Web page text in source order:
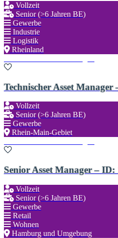
Vollzeit
Senior (>6 Jahren BE)
Gewerbe
Industrie
Logistik
Rheinland
Technischer Asset Manager
Vollzeit
Senior (>6 Jahren BE)
Gewerbe
Rhein-Main-Gebiet
Senior Asset Manager – ID:
Vollzeit
Senior (>6 Jahren BE)
Gewerbe
Retail
Wohnen
Hamburg und Umgebung